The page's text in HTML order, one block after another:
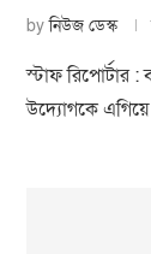
byনিউজ ডেস্ক
স্টাফ রিপোর্টার :
উদ্যোগকে এগিয়ে